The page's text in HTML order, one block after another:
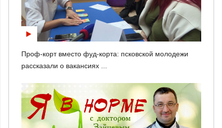
Проф-корт вместо фуд-корта: псковской молодежи
рассказали о вакансиях ...